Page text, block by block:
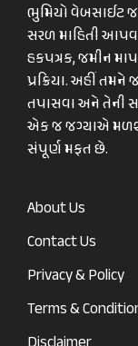
ભુમિયો વેબસાઈટ
સરળ માહિતી
હકપત્રક, જમીન
પ્રક્રિયા. અહીં
તપાસવા અને તેની
એક જ જગ્યાએ
સંપૂર્ણ મફત છે.
About Us
Contact Us
Privacy & Policy
Terms &